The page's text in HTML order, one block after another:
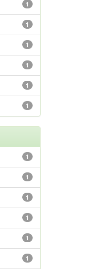
1
1
1
1
1
1
1
1
1
1
1
1